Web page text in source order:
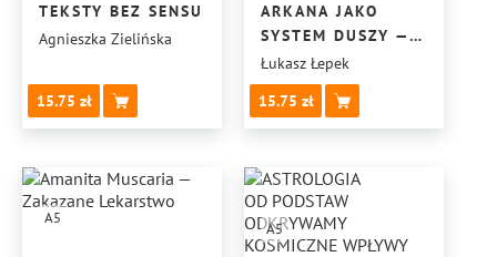
TEKSTY BEZ SENSU
Agnieszka Zielińska
15.75
ARKANA JAKO
SYSTEM DUSZY —
WIELKIE I MAŁE
KODY ŻYCIA
Łukasz Łepek
15.75
A5
A5